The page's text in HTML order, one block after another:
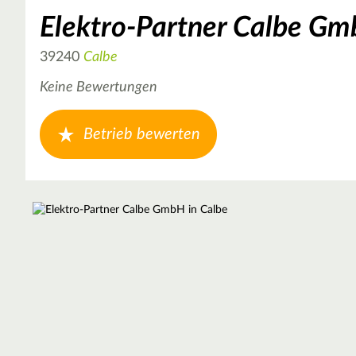
Elektro-Partner Calbe
39240 Calbe
Keine Bewertungen
Betrieb bewerten